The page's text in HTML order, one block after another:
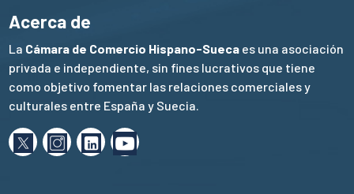
Acerca de
La Cámara de Comercio Hispano-Sueca es una asociación
privada e independiente, sin fines lucrativos que tiene
como objetivo fomentar las relaciones comerciales y
culturales entre España y Suecia.